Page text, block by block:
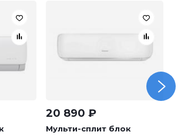
20 890 ₽
Мульти-сплит блок